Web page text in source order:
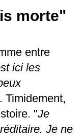
morte"
entre
ici les
Timidement,
"Je
Je ne